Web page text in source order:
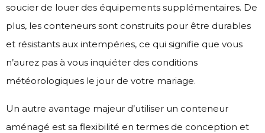
soucier de louer des équipements supplémentaires. De
plus, les conteneurs sont construits pour être durables
et résistants aux intempéries, ce qui signifie que vous
n’aurez pas à vous inquiéter des conditions
météorologiques le jour de votre mariage.
Un autre avantage majeur d’utiliser un conteneur
aménagé est sa flexibilité en termes de conception et